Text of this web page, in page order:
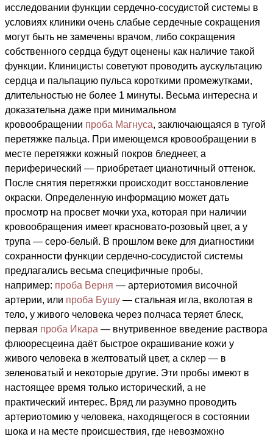
исследовании функции сердечно-сосудистой системы в
условиях клиники очень слабые сердечные сокращения
могут быть не замечены врачом, либо сокращения
собственного сердца будут оценены как наличие такой
функции. Клиницисты советуют проводить аускультацию
сердца и пальпацию пульса короткими промежутками,
длительностью не более 1 минуты. Весьма интересна и
доказательна даже при минимальном
кровообращении проба Магнуса, заключающаяся в тугой
перетяжке пальца. При имеющемся кровообращении в
месте перетяжки кожный покров бледнеет, а
периферический — приобретает цианотичный оттенок.
После снятия перетяжки происходит восстановление
окраски. Определенную информацию может дать
просмотр на просвет мочки уха, которая при наличии
кровообращения имеет красновато-розовый цвет, а у
трупа — серо-белый. В прошлом веке для диагностики
сохранности функции сердечно-сосудистой системы
предлагались весьма специфичные пробы,
например: проба Верня — артериотомия височной
артерии, или проба Бушу — стальная игла, вколотая в
тело, у живого человека через полчаса теряет блеск,
первая проба Икара — внутривенное введение раствора
флюоресцеина даёт быстрое окрашивание кожи у
живого человека в желтоватый цвет, а склер — в
зеленоватый и некоторые другие. Эти пробы имеют в
настоящее время только исторический, а не
практический интерес. Вряд ли разумно проводить
артериотомию у человека, находящегося в состоянии
шока и на месте происшествия, где невозможно